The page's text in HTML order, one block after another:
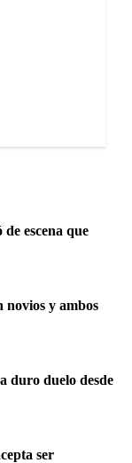
escena que
novios y ambos
duro duelo desde
ser